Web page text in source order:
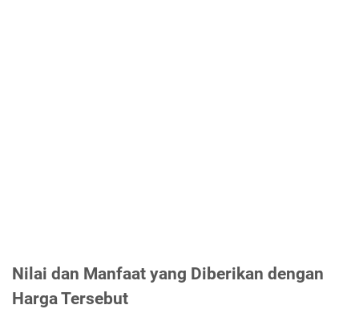
Nilai dan Manfaat yang Diberikan dengan
Harga Tersebut